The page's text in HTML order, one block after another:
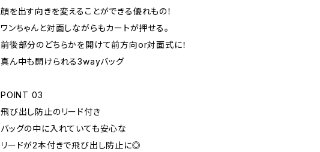
顔を出す向きを変えることができる優れもの！
ワンちゃんと対面しながらもカートが押せる。
前後部分のどちらかを開けて前方向or対面式に！
真ん中も開けられる3wayバッグ
POINT 03
飛び出し防止のリード付き
バッグの中に入れていても安心な
リードが2本付きで飛び出し防止に◎